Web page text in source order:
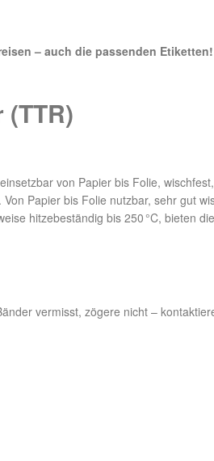
– auch die passenden Etiketten!
von Papier bis Folie,
Papier bis Folie nutzbar, sehr gut
hitzebeständig bis 250 °C, bieten
vermisst, zögere nicht –